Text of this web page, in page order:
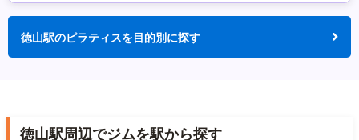
徳山駅のピラティスを目的別に探す
徳山駅周辺でジムを駅から探す